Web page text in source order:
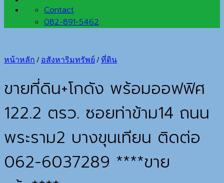
Contact
082-891-5462
หน้าหลัก / อสังหาริมทรัพย์ / ที่ดิน
ขายที่ดิน+โกดัง พร้อมออฟฟิศ
122.2 ตรว. ซอยท่าข้าม14 ถนน
พระราม2 บางขุนเทียน ติดต่อ
062-6037289 ****ขาย